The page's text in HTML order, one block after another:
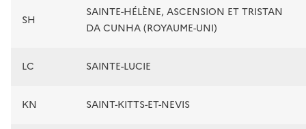
SH
SAINTE-HÉLÈNE, ASCENSION ET TRISTAN
DA CUNHA (ROYAUME-UNI)
LC SAINTE-LUCIE
KN SAINT-KITTS-ET-NEVIS